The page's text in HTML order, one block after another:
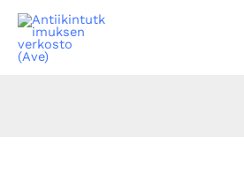
Siirry
sisältöön